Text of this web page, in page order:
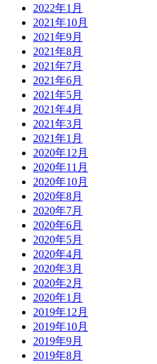
2022年1月
2021年10月
2021年9月
2021年8月
2021年7月
2021年6月
2021年5月
2021年4月
2021年3月
2021年1月
2020年12月
2020年11月
2020年10月
2020年8月
2020年7月
2020年6月
2020年5月
2020年4月
2020年3月
2020年2月
2020年1月
2019年12月
2019年10月
2019年9月
2019年8月